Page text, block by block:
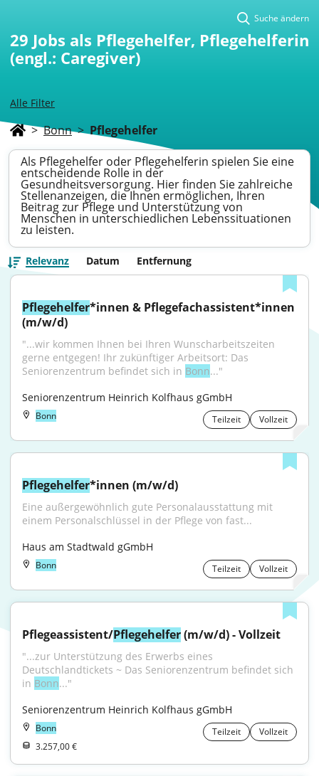
Alle Filter
Suche ändern
29 Jobs als Pflegehelfer, Pflegehelferin
(engl.: Caregiver)
> Bonn > Pflegehelfer
Als Pflegehelfer oder Pflegehelferin spielen Sie eine
entscheidende Rolle in der
Gesundheitsversorgung. Hier finden Sie zahlreiche
Stellenanzeigen, die Ihnen ermöglichen, Ihren
Beitrag zur Pflege und Unterstützung von
Menschen in unterschiedlichen Lebenssituationen
zu leisten.
Relevanz Datum Entfernung
Pflegehelfer*innen & Pflegefachassistent*innen
(m/w/d)
"...wir kommen Ihnen bei Ihren Wunscharbeitszeiten
gerne entgegen! Ihr zukünftiger Arbeitsort: Das
Seniorenzentrum befindet sich in Bonn..."
Seniorenzentrum Heinrich Kolfhaus gGmbH
Bonn Teilzeit Vollzeit
Pflegehelfer*innen (m/w/d)
Eine außergewöhnlich gute Personalausstattung mit
einem Personalschlüssel in der Pflege von fast...
Haus am Stadtwald gGmbH
Bonn Teilzeit Vollzeit
Pflegeassistent/Pflegehelfer (m/w/d) - Vollzeit
"...zur Unterstützung des Erwerbs eines
Deutschlandtickets ~ Das Seniorenzentrum befindet sich
in Bonn..."
Seniorenzentrum Heinrich Kolfhaus gGmbH
Bonn Teilzeit
Vollzeit
3.257,00 €